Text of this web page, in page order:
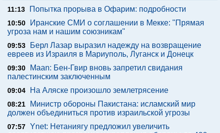
11:13 Попытка прорыва в Офарим: подробности
10:50
Иранские СМИ о соглашении в Мекке: "Прямая
угроза нам и нашим союзникам"
09:53
Берл Лазар выразил надежду на возвращение
евреев из Израиля в Мариуполь, Луганск и Донецк
09:30
Maan: Бен-Гвир вновь запретил свидания
палестинским заключенным
09:04 На Аляске произошло землетрясение
08:21
Министр обороны Пакистана: исламский мир
должен объединиться против израильской угрозы
07:57 Ynet: Нетаниягу предложил увеличить